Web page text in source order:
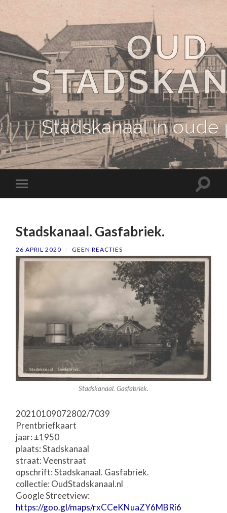
OUD
Stadskanaal in oude
Schakel
naar
Stadskanaal. Gasfabriek.
26 APRIL 2020 / GEEN REACTIES
Stadskanaal. Gasfabriek.
20210109072802/7039
Prentbriefkaart
jaar: ±1950
plaats: Stadskanaal
straat: Veenstraat
opschrift: Stadskanaal. Gasfabriek.
collectie: OudStadskanaal.nl
Google Streetview:
https://goo.gl/maps/rxCCeKNuaZY6MBRi6